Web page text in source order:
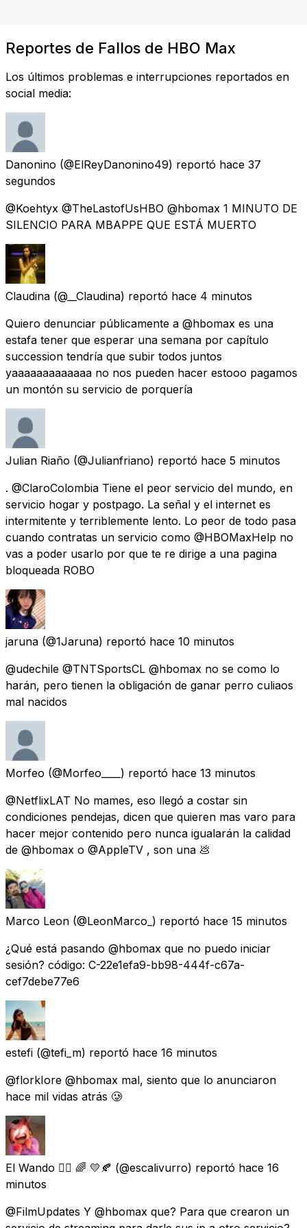
Reportes de Fallos de HBO Max
Los últimos problemas e interrupciones reportados en
social media:
Danonino (@ElReyDanonino49) reportó hace 37
segundos
@Koehtyx @TheLastofUsHBO @hbomax 1 MINUTO DE
SILENCIO PARA MBAPPE QUE ESTÁ MUERTO
Claudina (@__Claudina) reportó hace 4 minutos
Quiero denunciar públicamente a @hbomax es una
estafa tener que esperar una semana por capítulo
succession tendría que subir todos juntos
yaaaaaaaaaaaaa no nos pueden hacer estooo pagamos
un montón su servicio de porquería
Julian Riaño (@Julianfriano) reportó hace 5 minutos
. @ClaroColombia Tiene el peor servicio del mundo, en
servicio hogar y postpago. La señal y el internet es
intermitente y terriblemente lento. Lo peor de todo pasa
cuando contratas un servicio como @HBOMaxHelp no
vas a poder usarlo por que te re dirige a una pagina
bloqueada ROBO
jaruna (@1Jaruna) reportó hace 10 minutos
@udechile @TNTSportsCL @hbomax no se como lo
harán, pero tienen la obligación de ganar perro culiaos
mal nacidos
Morfeo (@Morfeo____) reportó hace 13 minutos
@NetflixLAT No mames, eso llegó a costar sin
condiciones pendejas, dicen que quieren mas varo para
hacer mejor contenido pero nunca igualarán la calidad
de @hbomax o @AppleTV , son una 💩
Marco Leon (@LeonMarco_) reportó hace 15 minutos
¿Qué está pasando @hbomax que no puedo iniciar
sesión? código: C-22e1efa9-bb98-444f-c67a-
cef7debe77e6
estefi (@tefi_m) reportó hace 16 minutos
@florkIore @hbomax mal, siento que lo anunciaron
hace mil vidas atrás 🥲
El Wando 🏳️‍🌈 🌈 💛🍂 (@escalivurro) reportó hace 16
minutos
@FilmUpdates Y @hbomax que? Para que crearon un